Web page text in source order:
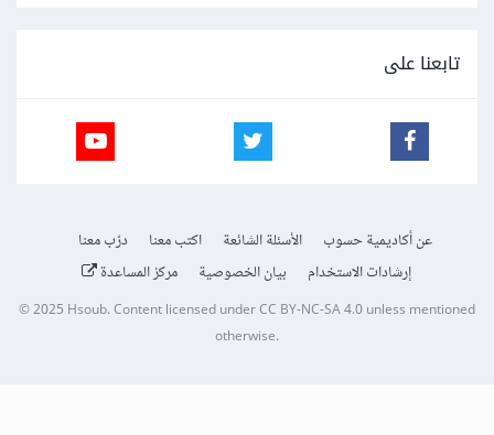
تابعنا على
عن أكاديمية حسوب الأسئلة الشائعة اكتب معنا
درّب معنا
إرشادات الاستخدام
بيان الخصوصية مركز المساعدة
© 2025 Hsoub.Content licensed underCC BY-NC-SA 4.0unless mentioned
otherwise.